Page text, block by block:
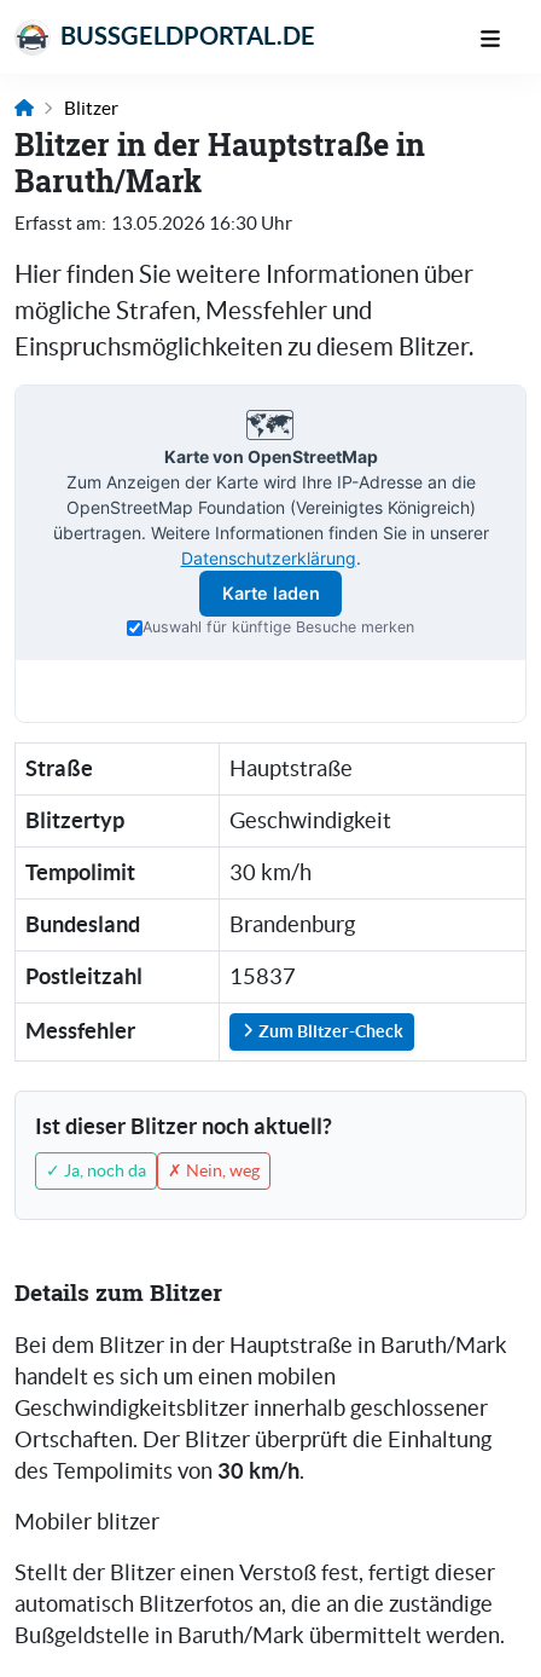
BUSSGELDPORTAL.DE
Blitzer
Blitzer in der Hauptstraße in
Baruth/Mark
Erfasst am: 13.05.2026 16:30 Uhr
Hier finden Sie weitere Informationen über
mögliche Strafen, Messfehler und
Einspruchsmöglichkeiten zu diesem Blitzer.
🗺️
Karte von OpenStreetMap
Zum Anzeigen der Karte wird Ihre IP-Adresse an die
OpenStreetMap Foundation (Vereinigtes Königreich)
übertragen. Weitere Informationen finden Sie in unserer
Datenschutzerklärung.
Karte laden
Auswahl für künftige Besuche merken
Straße Hauptstraße
Blitzertyp Geschwindigkeit
Tempolimit 30 km/h
Bundesland Brandenburg
Postleitzahl 15837
Messfehler Zum Blitzer-Check
Ist dieser Blitzer noch aktuell?
✓ Ja, noch da ✗ Nein, weg
Details zum Blitzer
Bei dem Blitzer in der Hauptstraße in Baruth/Mark
handelt es sich um einen mobilen
Geschwindigkeitsblitzer innerhalb geschlossener
Ortschaften. Der Blitzer überprüft die Einhaltung
des Tempolimits von 30 km/h.
Mobiler blitzer
Stellt der Blitzer einen Verstoß fest, fertigt dieser
automatisch Blitzerfotos an, die an die zuständige
Bußgeldstelle in Baruth/Mark übermittelt werden.